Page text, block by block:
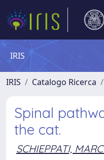
IRIS
IRIS Catalogo Ricerca
Spinal
the cat.
SCHIEPPATI,